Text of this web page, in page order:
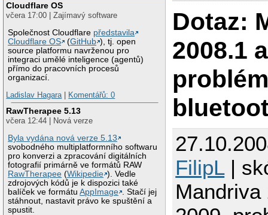
Cloudflare OS
včera 17:00 | Zajímavý software
Společnost Cloudflare představila
Cloudflare OS
(GitHub ), tj. open
source platformu navrženou pro
integraci umělé inteligence (agentů)
přímo do pracovních procesů
organizací.
Ladislav Hagara| Komentářů: 0
RawTherapee 5.13
včera 12:44 | Nová verze
Byla vydána nová verze 5.13
svobodného multiplatformního softwaru
pro konverzi a zpracování digitálních
fotografií primárně ve formátů RAW
RawTherapee (Wikipedie ). Vedle
zdrojových kódů je k dispozici také
balíček ve formátuAppImage
. Stačí jej
stáhnout, nastavit právo ke spuštění a
spustit.
Dotaz:
2008.1
FilipL|
Mandriva